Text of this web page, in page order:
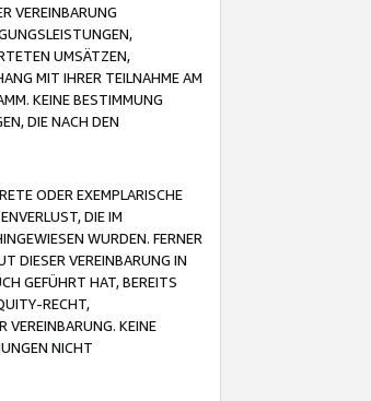
VEREINBARUNG
UMSÄTZEN,
MIT IHRER TEILNAHME AM
KEINE BESTIMMUNG
DIE NACH DEN
ODER EXEMPLARISCHE
DIE IM
WURDEN. FERNER
DIESER VEREINBARUNG IN
GEFÜHRT HAT, BEREITS
RECHT,
VEREINBARUNG. KEINE
NICHT